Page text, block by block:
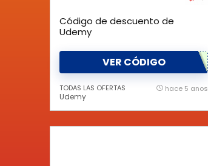
Código de descuento de
Udemy
VER CÓDIGO
TODAS LAS OFERTAS
Udemy
hace 5 anos